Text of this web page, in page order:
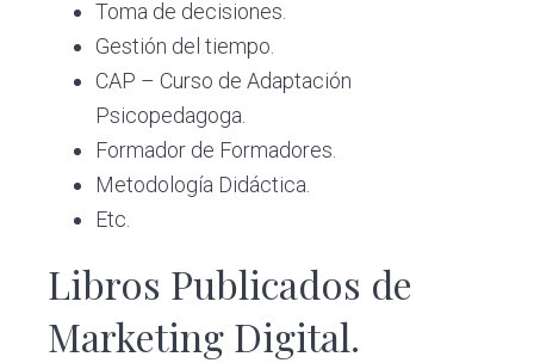
Toma de decisiones.
Gestión del tiempo.
CAP – Curso de Adaptación
Psicopedagoga.
Formador de Formadores.
Metodología Didáctica.
Etc.
Libros Publicados de
Marketing Digital.